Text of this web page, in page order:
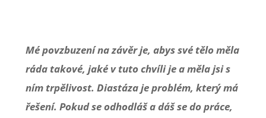
Mé povzbuzení na závěr je, abys své tělo měla
ráda takové, jaké v tuto chvíli je a měla jsi s
ním trpělivost. Diastáza je problém, který má
řešení. Pokud se odhodláš a dáš se do práce,